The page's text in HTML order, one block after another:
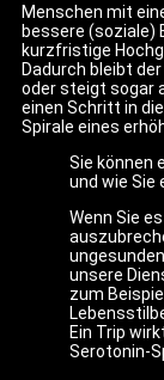
Menschen mit
bessere (soziale)
kurzfristige
Dadurch bleibt
oder steigt sogar
einen Schritt in
Spirale eines
Sie können
und wie Sie
Wenn Sie
unsere
zum
Ein Trip
Serotonin-